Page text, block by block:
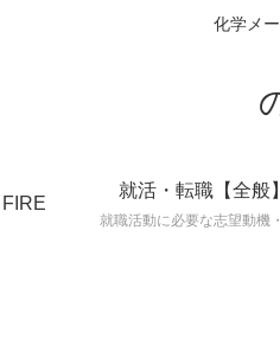
化学メ
就活・転職【全般】